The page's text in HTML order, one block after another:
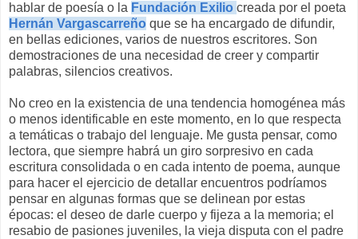
hablar de poesía o la Fundación Exilio creada por el poeta
Hernán Vargascarreño que se ha encargado de difundir,
en bellas ediciones, varios de nuestros escritores. Son
demostraciones de una necesidad de creer y compartir
palabras, silencios creativos.
No creo en la existencia de una tendencia homogénea más
o menos identificable en este momento, en lo que respecta
a temáticas o trabajo del lenguaje. Me gusta pensar, como
lectora, que siempre habrá un giro sorpresivo en cada
escritura consolidada o en cada intento de poema, aunque
para hacer el ejercicio de detallar encuentros podríamos
pensar en algunas formas que se delinean por estas
épocas: el deseo de darle cuerpo y fijeza a la memoria; el
resabio de pasiones juveniles, la vieja disputa con el padre